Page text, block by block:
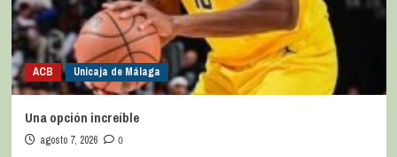
ACB Unicaja de Málaga
Una opción increíble
agosto 7, 2026 0